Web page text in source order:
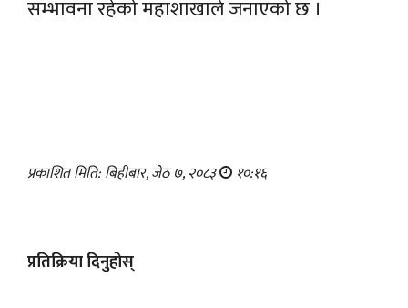
सम्भावना रहेको महाशाखाले जनाएको छ ।
प्रकाशित मिति: बिहीबार, जेठ ७, २०८३ १०:१६
प्रतिक्रिया दिनुहोस्